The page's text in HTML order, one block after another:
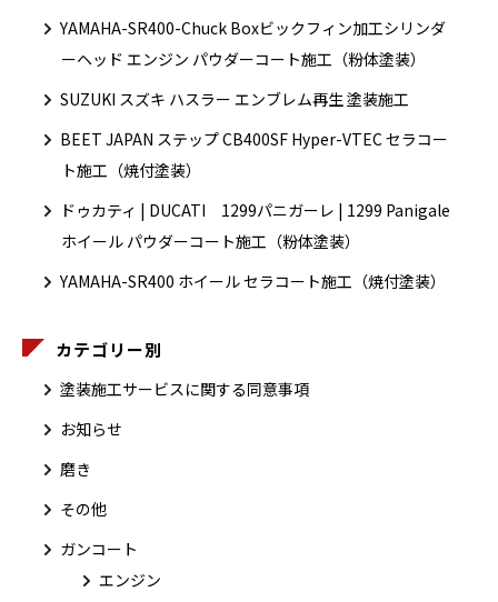
YAMAHA-SR400-Chuck Boxビックフィン加工シリンダ
ーヘッド エンジン パウダーコート施工（粉体塗装）
SUZUKI スズキ ハスラー エンブレム再生 塗装施工
BEET JAPAN ステップ CB400SF Hyper-VTEC セラコー
ト施工（焼付塗装）
ドゥカティ | DUCATI 1299パニガーレ | 1299 Panigale
ホイール パウダーコート施工（粉体塗装）
YAMAHA-SR400 ホイール セラコート施工（焼付塗装）
カテゴリー別
塗装施工サービスに関する同意事項
お知らせ
磨き
その他
ガンコート
エンジン